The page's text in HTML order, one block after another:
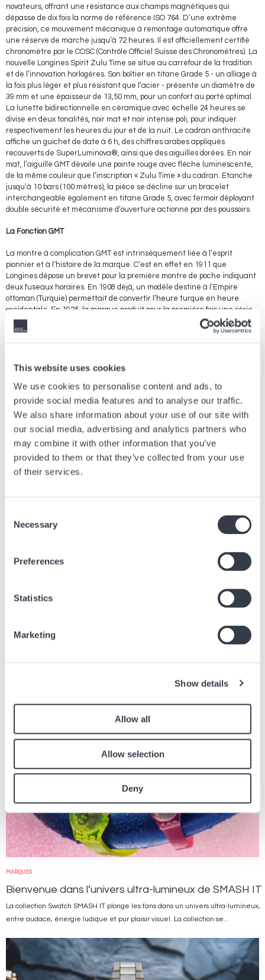
This website uses cookies
We use cookies to personalise content and ads, to
provide social media features and to analyse our traffic.
We also share information about your use of our site with
our social media, advertising and analytics partners who
may combine it with other information that you’ve
provided to them or that they’ve collected from your use
of their services.
Selection
Necessary
Preferences
Statistics
Marketing
Show details
Allow all
Allow selection
Deny
novateurs, offrant une résistance aux champs magnétiques qui
dépasse de dix fois la norme de référence ISO 764. D’une extrême
précision, ce mouvement mécanique à remontage automatique offre
une réserve de marche jusqu’à 72 heures. Il est officiellement certifié
chronomètre par le COSC (Contrôle Officiel Suisse des Chronomètres). La
nouvelle Longines Spirit Zulu Time se situe au carrefour de la tradition
et de l’innovation horlogères. Son boîtier en titane Grade 5 - un alliage à
la fois plus léger et plus résistant que l’acier - présente un diamètre de
39 mm et une épaisseur de 13,50 mm, pour un confort au porté optimal.
La lunette bidirectionnelle en céramique avec échelle 24 heures se
divise en deux tonalités, noir mat et noir intense poli, pour indiquer
respectivement les heures du jour et de la nuit. Le cadran anthracite
affiche un guichet de date à 6 h, des chiffres arabes appliqués
recouverts de SuperLuminova®, ainsi que des aiguilles dorées. En noir
mat, l’aiguille GMT dévoile une pointe rouge avec flèche luminescente,
de la même couleur que l’inscription « Zulu Time » du cadran. Etanche
jusqu’à 10 bars (100 mètres), la pièce se décline sur un bracelet
interchangeable également en titane Grade 5, avec fermoir déployant
double sécurité et mécanisme d’ouverture actionné par des poussoirs.
La Fonction GMT
La montre à complication GMT est intrinsèquement liée à l’esprit
pionnier et à l’histoire de la marque. C’est en effet en 1911 que
Longines dépose un brevet pour la première montre de poche indiquant
deux fuseaux horaires. En 1908 déjà, un modèle destiné à l’Empire
ottoman (Turquie) permettait de convertir l’heure turque en heure
occidentale. En 1925, la marque produit pour la première fois une série
de montres-bracelets indiquant un second fuseau horaire. Une histoire
qui continue de s’écrire aujourd’hui, avec plusieurs modèles phares, tels
Article précédent
Bienvenue dans l’univers ultra-lumineux de SMASH
IT
21 Juil, 2026
Marques
plongeurs. Equipée de la nouvelle génération du DS
MARQUES
Bienvenue dans l’univers ultra-lumineux de SMASH IT
La collection Swatch SMASH IT plonge les fans dans un univers ultra-lumineux,
entre audace, énergie ludique et pur plaisir visuel. La collection se...
Image